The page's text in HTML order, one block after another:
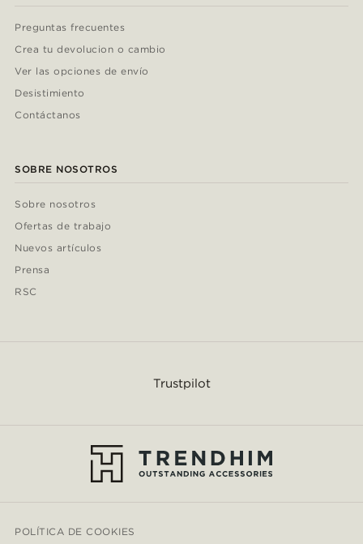
Preguntas frecuentes
Crea tu devolucion o cambio
Ver las opciones de envío
Desistimiento
Contáctanos
SOBRE NOSOTROS
Sobre nosotros
Ofertas de trabajo
Nuevos artículos
Prensa
RSC
Trustpilot
POLÍTICA DE COOKIES